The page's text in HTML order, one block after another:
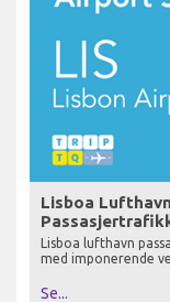
Lisboa
Lisboa lufthavn
med imponerende
Se...